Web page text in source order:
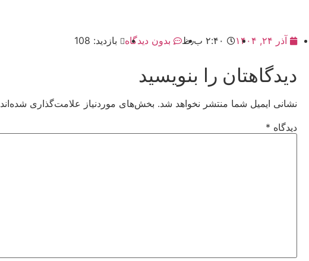
آذر ۲۴, ۱۴۰۴ ۲:۴۰ ب٫ظ بدون دیدگاه بازدید: 108
دیدگاهتان را بنویسید
نشانی ایمیل شما منتشر نخواهد شد. بخش‌های موردنیاز علامت‌گذاری شده‌اند
دیدگاه *